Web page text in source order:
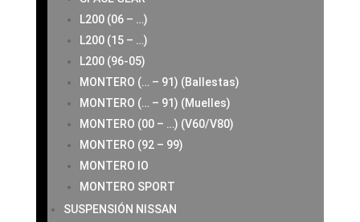
L200 (06 – …)
L200 (15 – …)
L200 (96-05)
MONTERO (… – 91) (Ballestas)
MONTERO (… – 91) (Muelles)
MONTERO (00 – …) (V60/V80)
MONTERO (92 – 99)
MONTERO IO
MONTERO SPORT
SUSPENSIÓN NISSAN